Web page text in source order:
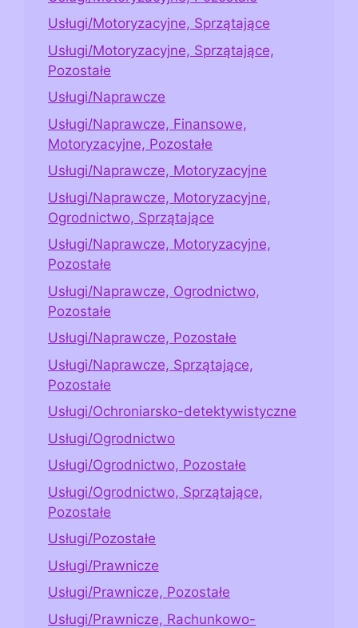
Usługi/Motoryzacyjne, Sprzątające
Usługi/Motoryzacyjne, Sprzątające,
Pozostałe
Usługi/Naprawcze
Usługi/Naprawcze, Finansowe,
Motoryzacyjne, Pozostałe
Usługi/Naprawcze, Motoryzacyjne
Usługi/Naprawcze, Motoryzacyjne,
Ogrodnictwo, Sprzątające
Usługi/Naprawcze, Motoryzacyjne,
Pozostałe
Usługi/Naprawcze, Ogrodnictwo,
Pozostałe
Usługi/Naprawcze, Pozostałe
Usługi/Naprawcze, Sprzątające,
Pozostałe
Usługi/Ochroniarsko-detektywistyczne
Usługi/Ogrodnictwo
Usługi/Ogrodnictwo, Pozostałe
Usługi/Ogrodnictwo, Sprzątające,
Pozostałe
Usługi/Pozostałe
Usługi/Prawnicze
Usługi/Prawnicze, Pozostałe
Usługi/Prawnicze, Rachunkowo-